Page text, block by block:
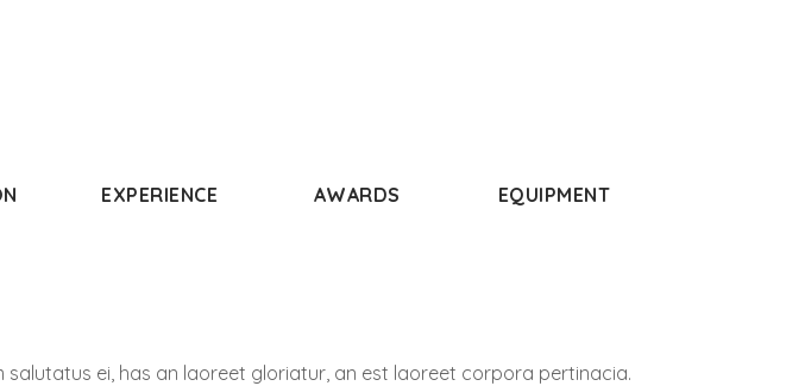
EXPERIENCE AWARDS​ EQUIPMENT
ei, has an laoreet gloriatur, an est laoreet corpora pertinacia.